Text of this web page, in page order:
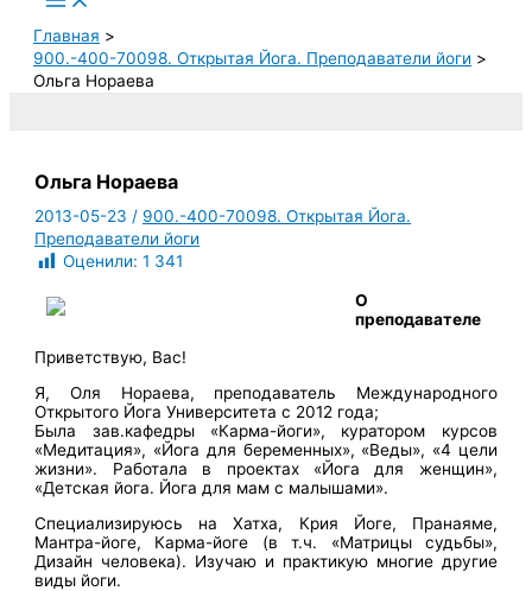
Menu
Главная
900.-400-70098. Открытая Йога. Преподаватели йоги
Ольга Нораева
Ольга Нораева
2013-05-23/ 900.-400-70098. Открытая Йога.
Преподаватели йоги
Оценили: 1 341
О
преподавателе
Приветствую, Вас!
Я, Оля Нораева, преподаватель Международного
Открытого Йога Университета с 2012 года;
Была зав.кафедры «Карма-йоги», куратором курсов
«Медитация», «Йога для беременных», «Веды», «4 цели
жизни». Работала в проектах «Йога для женщин»,
«Детская йога. Йога для мам с малышами».
Специализируюсь на Хатха, Крия Йоге, Пранаяме,
Мантра-йоге, Карма-йоге (в т.ч. «Матрицы судьбы»,
Дизайн человека). Изучаю и практикую многие другие
виды йоги.